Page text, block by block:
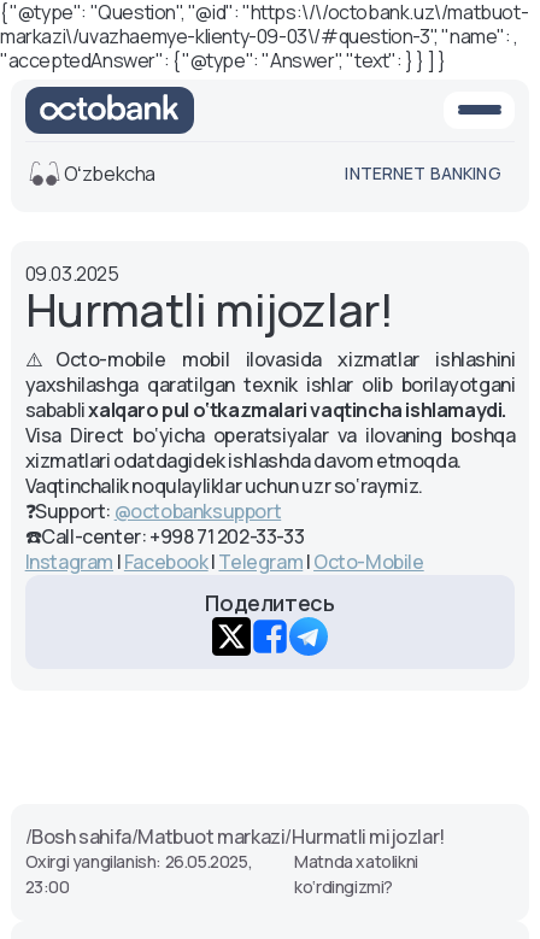
{ "@type": "Question", "@id": "https:\/\/octobank.uz\/matbuot-
markazi\/uvazhaemye-klienty-09-03\/#question-3", "name": ,
"acceptedAnswer": { "@type": "Answer", "text": } } ] }
O'rta
versiya
Oq-qora
versiya
Ovoz
Matn o'lchami
Aa -
Aa
Aa +
Oʻzbekcha INTERNET BANKING
09.03.2025
Hurmatli mijozlar!
⚠️Octo-mobile mobil ilovasida xizmatlar ishlashini
yaxshilashga qaratilgan texnik ishlar olib borilayotgani
sabablixalqaro pul o‘tkazmalari vaqtincha ishlamaydi.
Visa Direct bo‘yicha operatsiyalar va ilovaning boshqa
xizmatlari odatdagidek ishlashda davom etmoqda.
Vaqtinchalik noqulayliklar uchun uzr so‘raymiz.
❓Support: @octobanksupport
☎️Call-center: +998 71 202-33-33
Instagram |Facebook|Telegram|Octo-Mobile
Поделитесь
/Bosh sahifa/Matbuot markazi/Hurmatli mijozlar!
Oxirgi yangilanish: 26.05.2025,
23:00
Matnda xatolikni
ko‘rdingizmi?